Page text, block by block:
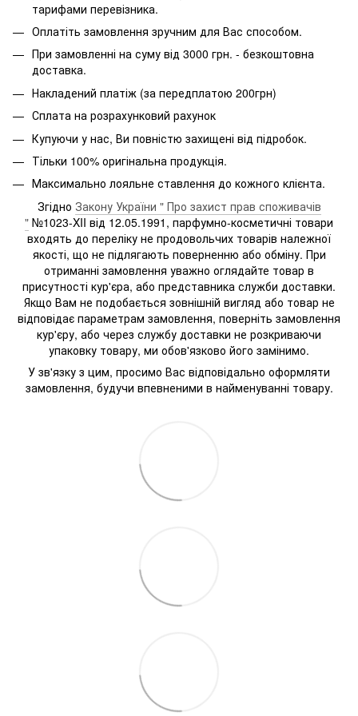
тарифами перевізника.
Оплатіть замовлення зручним для Вас способом.
При замовленні на суму від 3000 грн. - безкоштовна
доставка.
Накладений платіж (за передплатою 200грн)
Сплата на розрахунковий рахунок
Купуючи у нас, Ви повністю захищені від підробок.
Тільки 100% оригінальна продукція.
Максимально лояльне ставлення до кожного клієнта.
Згідно Закону України " Про захист прав споживачів
" №1023-XII від 12.05.1991, парфумно-косметичні товари
входять до переліку не продовольчих товарів належної
якості, що не підлягають поверненню або обміну. При
отриманні замовлення уважно оглядайте товар в
присутності кур'єра, або представника служби доставки.
Якщо Вам не подобається зовнішній вигляд або товар не
відповідає параметрам замовлення, поверніть замовлення
кур'єру, або через службу доставки не розкриваючи
упаковку товару, ми обов'язково його замінимо.
У зв'язку з цим, просимо Вас відповідально оформляти
замовлення, будучи впевненими в найменуванні товару.